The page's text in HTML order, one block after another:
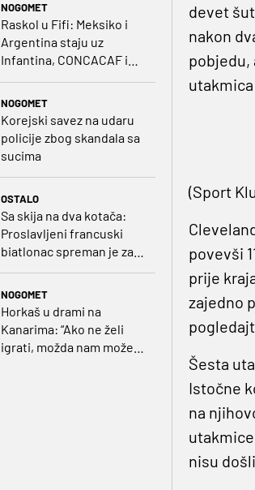
NOGOMET
Raskol u Fifi: Meksiko i
Argentina staju uz
Infantina, CONCACAF i
NOGOMET
Korejski savez na udaru
policije zbog skandala sa
sucima
OSTALO
Sa skija na dva kotača:
Proslavljeni francuski
biatlonac spreman je za
NOGOMET
Horkaš u drami na
Kanarima: “Ako ne želi
igrati, možda nam može
devet
nakon
pobjedu,
(Sport
povevši
prije
zajedno
Šesta
Istočne
na
nisu